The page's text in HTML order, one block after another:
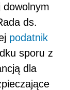
dowolnym
ds.
podatnik
sporu z
dla